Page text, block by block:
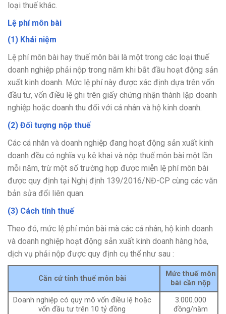
loại thuế khác.
Lệ phí môn bài
(1) Khái niệm
Lệ phí môn bài hay thuế môn bài là một trong các loại thuế
doanh nghiệp phải nộp trong năm khi bắt đầu hoạt động sản
xuất kinh doanh. Mức lệ phí này được xác định dựa trên vốn
đầu tư, vốn điều lệ ghi trên giấy chứng nhận thành lập doanh
nghiệp hoặc doanh thu đối với cá nhân và hộ kinh doanh.
(2) Đối tượng nộp thuế
Các cá nhân và doanh nghiệp đang hoạt động sản xuất kinh
doanh đều có nghĩa vụ kê khai và nộp thuế môn bài một lần
mỗi năm, trừ một số trường hợp được miễn lệ phí môn bài
được quy định tại Nghị định 139/2016/NĐ-CP cùng các văn
bản sửa đổi liên quan.
(3) Cách tính thuế
Theo đó, mức lệ phí môn bài mà các cá nhân, hộ kinh doanh
và doanh nghiệp hoạt động sản xuất kinh doanh hàng hóa,
dịch vụ phải nộp được quy định cụ thể như sau :
Căn cứ tính thuế môn bài
Mức thuế môn
bài cần nộp
Doanh nghiệp có quy mô vốn điều lệ hoặc
vốn đầu tư trên 10 tỷ đồng
3.000.000
đồng/năm